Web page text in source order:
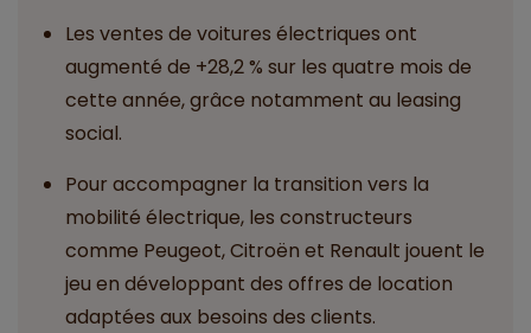
Les ventes de voitures électriques ont
augmenté de +28,2 % sur les quatre mois de
cette année, grâce notamment au leasing
social.
Pour accompagner la transition vers la
mobilité électrique, les constructeurs
comme Peugeot, Citroën et Renault jouent le
jeu en développant des offres de location
adaptées aux besoins des clients.